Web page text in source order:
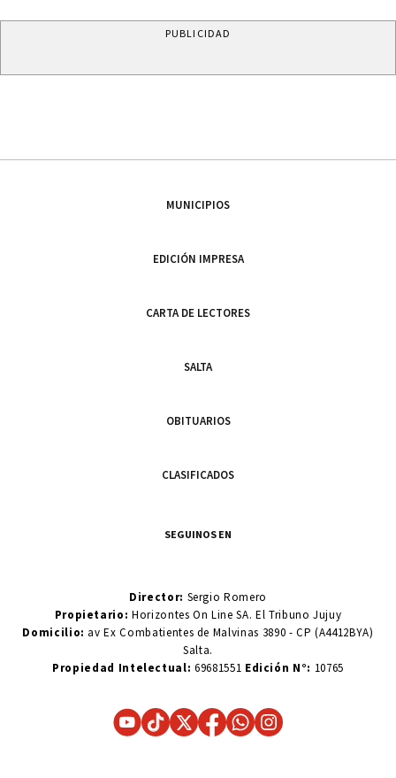
PUBLICIDAD
MUNICIPIOS
EDICIÓN IMPRESA
CARTA DE LECTORES
SALTA
OBITUARIOS
CLASIFICADOS
SEGUINOS EN
Director: Sergio Romero
Propietario:Horizontes On Line SA. El Tribuno Jujuy
Domicilio: av Ex Combatientes de Malvinas 3890 - CP (A4412BYA)
Salta.
Propiedad Intelectual: 69681551 Edición N°: 10765